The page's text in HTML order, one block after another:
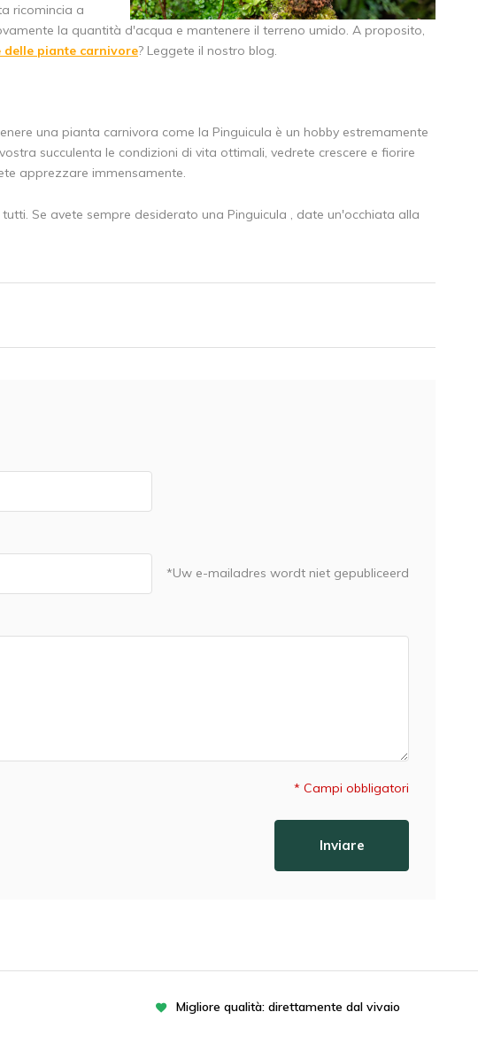
ricomincia a
la quantità d'acqua e mantenere il terreno umido. A proposito,
piante carnivore? Leggete il nostro blog.
una pianta carnivora come la Pinguicula è un hobby estremamente
succulenta le condizioni di vita ottimali, vedrete crescere e fiorire
apprezzare immensamente.
Se avete sempre desiderato una Pinguicula , date un'occhiata alla
*Uw e-mailadres wordt niet gepubliceerd
* Campi obbligatori
Inviare
Migliore qualità: direttamente dal vivaio